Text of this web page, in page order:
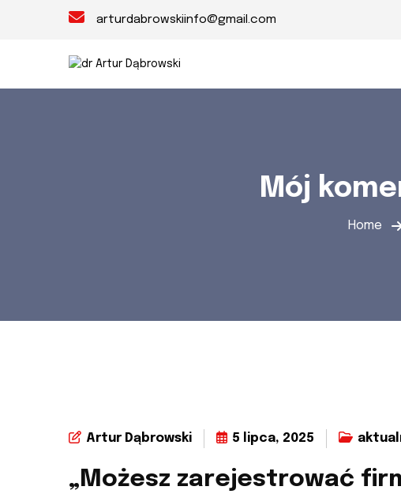
arturdabrowskiinfo@gmail.com
Mój
Home
Artur Dąbrowski 5 lipca, 2025
„Możesz zarejestrować